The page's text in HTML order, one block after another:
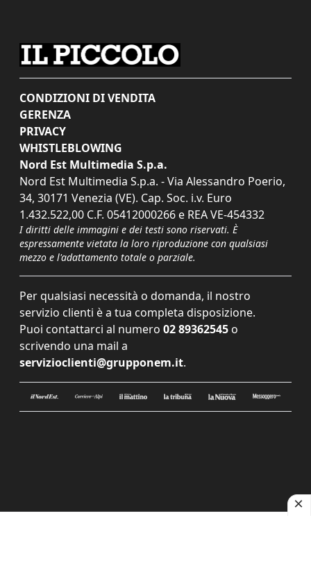
CONDIZIONI DI VENDITA
GERENZA
PRIVACY
WHISTLEBLOWING
Nord Est Multimedia S.p.a.
Nord Est Multimedia S.p.a. - Via Alessandro Poerio,
34, 30171 Venezia (VE). Cap. Soc. i.v. Euro
1.432.522,00 C.F. 05412000266 e REA VE-454332
I diritti delle immagini e dei testi sono riservati. È
espressamente vietata la loro riproduzione con qualsiasi
mezzo e l'adattamento totale o parziale.
Per qualsiasi necessità o domanda, il nostro
servizio clienti è a tua completa disposizione.
Puoi contattarci al numero 02 89362545 o
scrivendo una mail a
servizioclienti@grupponem.it.